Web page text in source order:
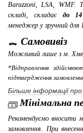
Barazzoni, LSA, WMF.
складі, складає до 14
менеджер у зручний для
Самовивіз
Можливий лише з м.
*Відправлення
підтвердження
Більше інформації
Мінімальна
Рекомендуємо вносити
замовлення. При